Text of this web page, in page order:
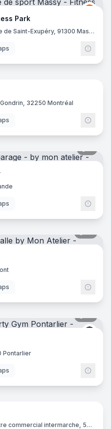
Park
7, rue du Théâtre - Pl. Antoine de Saint-Exupéry, 91300 Massy
9
32250 Montréal
Pontarlier
20
26 Route de Cherbourg (centre commercial intermarche, 50340 Les Pieux